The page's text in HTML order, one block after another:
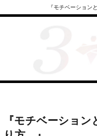
『モチベーション
『モチベーショ